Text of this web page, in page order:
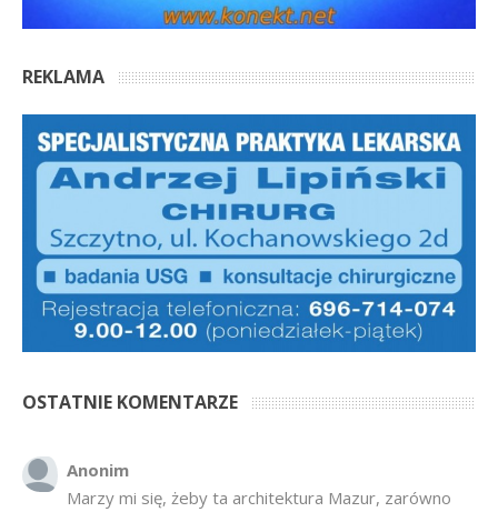
REKLAMA
OSTATNIE KOMENTARZE
Anonim
Marzy mi się, żeby ta architektura Mazur, zarówno